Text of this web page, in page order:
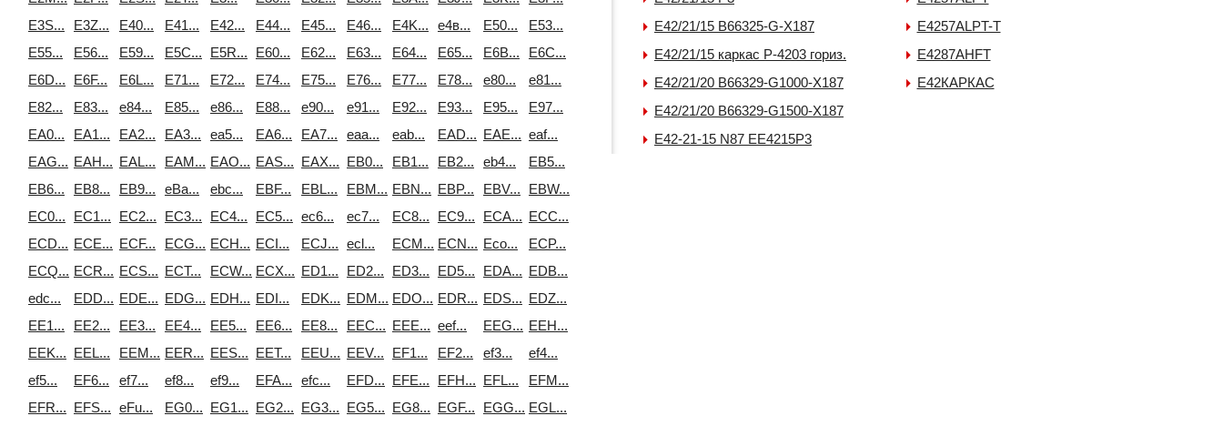
E3S...
E3Z... E40... E41... E42... E44... E45... E46... E4K... e4в... E50...
E53...
E55...
E56... E59... E5C... E5R... E60... E62... E63... E64... E65... E6B...
E6C...
E6D...
E6F... E6L... E71... E72... E74... E75... E76... E77... E78... e80...
e81...
E82...
E83... e84... E85... e86... E88... e90... e91... E92... E93... E95...
E97...
EA0...
EA1... EA2... EA3... ea5... EA6... EA7... eaa... eab... EAD... EAE... eaf...
EAG... EAH... EAL... EAM... EAO... EAS... EAX... EB0... EB1... EB2... eb4...
EB5...
EB6...
EB8... EB9... eBa... ebc... EBF... EBL... EBM... EBN... EBP... EBV...
EBW...
EC0...
EC1... EC2... EC3... EC4... EC5... ec6... ec7... EC8... EC9... ECA... ECC...
ECD... ECE... ECF... ECG... ECH... ECI... ECJ... ecl... ECM... ECN... Eco...
ECP...
ECQ... ECR... ECS... ECT... ECW... ECX... ED1... ED2... ED3... ED5... EDA... EDB...
edc...
EDD... EDE... EDG... EDH... EDI... EDK... EDM... EDO... EDR... EDS... EDZ...
EE1...
EE2... EE3... EE4... EE5... EE6... EE8... EEC... EEE... eef... EEG... EEH...
EEK... EEL... EEM... EER... EES... EET... EEU... EEV... EF1... EF2... ef3...
ef4...
ef5...
EF6... ef7... ef8... ef9... EFA... efc... EFD... EFE... EFH... EFL...
EFM...
EFR... EFS... eFu... EG0... EG1... EG2... EG3... EG5... EG8... EGF... EGG... EGL...
E42/21/15 В66325-G-X187
E42/21/15 каркас P-4203 гориз.
E42/21/20 B66329-G1000-X187
E42/21/20 В66329-G1500-X187
E42-21-15 N87 EE4215P3
E4257ALPT-T
E4287AHFT
E42КАРКАС